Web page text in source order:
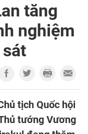
tăng
nghiệm
sát
tịch Quốc hội
tướng Vương